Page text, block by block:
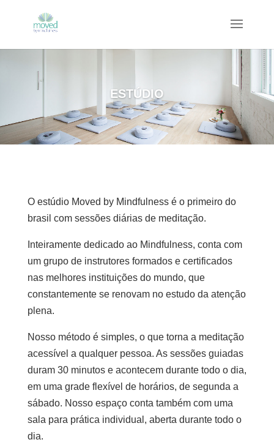
ESTÚDIO
O estúdio Moved by Mindfulness é o primeiro do
brasil com sessões diárias de meditação.
Inteiramente dedicado ao Mindfulness, conta com
um grupo de instrutores formados e certificados
nas melhores instituições do mundo, que
constantemente se renovam no estudo da atenção
plena.
Nosso método é simples, o que torna a meditação
acessível a qualquer pessoa. As sessões guiadas
duram 30 minutos e acontecem durante todo o dia,
em uma grade flexível de horários, de segunda a
sábado. Nosso espaço conta também com uma
sala para prática individual, aberta durante todo o
dia.